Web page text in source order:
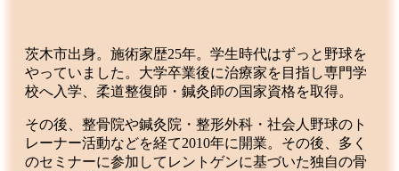
茨木市出身。施術家歴25年。学生時代はずっと野球を
やっていました。大学卒業後に治療家を目指し専門学
校へ入学、柔道整復師・鍼灸師の国家資格を取得。
その後、整骨院や鍼灸院・整形外科・社会人野球のト
レーナー活動などを経て2010年に開業。その後、多く
のセミナーに参加してレントゲンに基づいた独自の骨